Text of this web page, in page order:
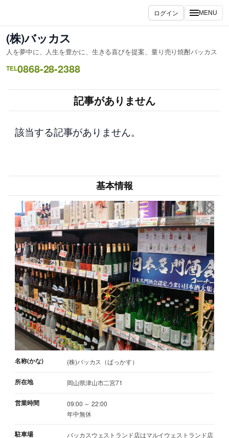
を
ス
キ
ッ
ログイン MENU
(株)バッカス
人を夢中に、人生を豊かに、生きる喜びを提案、量り売り焼酎バッカス
TEL0868-28-2388
記事がありません
該当する記事がありません。
基本情報
名称(かな) (株)バッカス（ばっかす）
所在地 岡山県津山市二宮71
営業時間
09:00 ～ 22:00
年中無休
駐車場
バッカスウェストランド店はマルイウェストランド店